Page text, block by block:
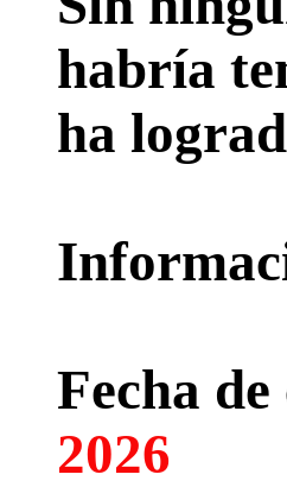
habría
ha
Fecha
2026